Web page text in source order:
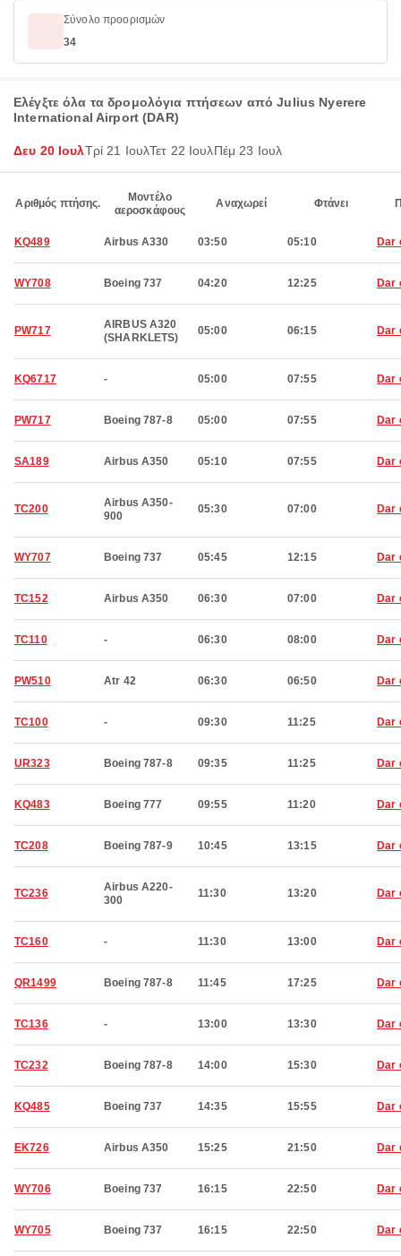
Σύνολο προορισμών
34
Ελέγξτε όλα τα δρομολόγια πτήσεων από Julius Nyerere
International Airport (DAR)
Δευ 20 ΙουλΤρί 21 ΙουλΤετ 22 ΙουλΠέμ 23 Ιουλ
Αριθμός πτήσης.
Μοντέλο
αεροσκάφους
Αναχωρεί Φτάνει
KQ489 Airbus A330 03:50 05:10 Dar
WY708 Boeing 737 04:20 12:25 Dar
PW717
AIRBUS A320
(SHARKLETS)
05:00 06:15 Dar
KQ6717 - 05:00 07:55 Dar
PW717 Boeing 787-8 05:00 07:55 Dar
SA189 Airbus A350 05:10 07:55 Dar
TC200
Airbus A350-
900
05:30 07:00 Dar
WY707 Boeing 737 05:45 12:15 Dar
TC152 Airbus A350 06:30 07:00 Dar
TC110 - 06:30 08:00 Dar
PW510 Atr 42 06:30 06:50 Dar
TC100 - 09:30 11:25 Dar
UR323 Boeing 787-8 09:35 11:25 Dar
KQ483 Boeing 777 09:55 11:20 Dar
TC208 Boeing 787-9 10:45 13:15 Dar
TC236
Airbus A220-
300
11:30 13:20 Dar
TC160 - 11:30 13:00 Dar
QR1499 Boeing 787-8 11:45 17:25 Dar
TC136 - 13:00 13:30 Dar
TC232 Boeing 787-8 14:00 15:30 Dar
KQ485 Boeing 737 14:35 15:55 Dar
EK726 Airbus A350 15:25 21:50 Dar
WY706 Boeing 737 16:15 22:50 Dar
WY705 Boeing 737 16:15 22:50 Dar